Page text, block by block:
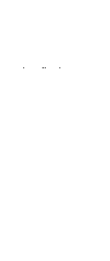
äkta finsk